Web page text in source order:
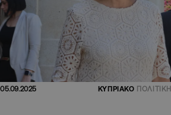
05.09.2025 ΚΥΠΡΙΑΚΟ ΠΟΛΙΤΙΚΗ